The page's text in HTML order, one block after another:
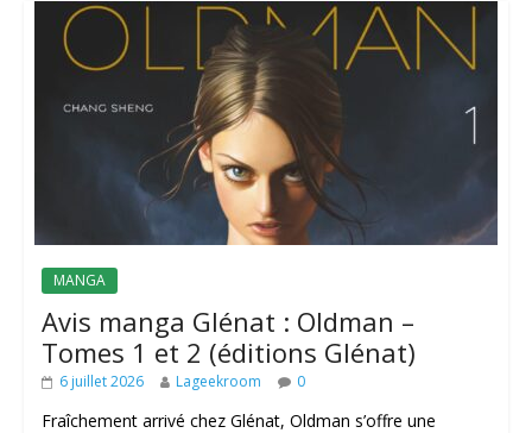
MANGA
Avis manga Glénat : Oldman –
Tomes 1 et 2 (éditions Glénat)
6 juillet 2026 Lageekroom 0
Fraîchement arrivé chez Glénat, Oldman s’offre une